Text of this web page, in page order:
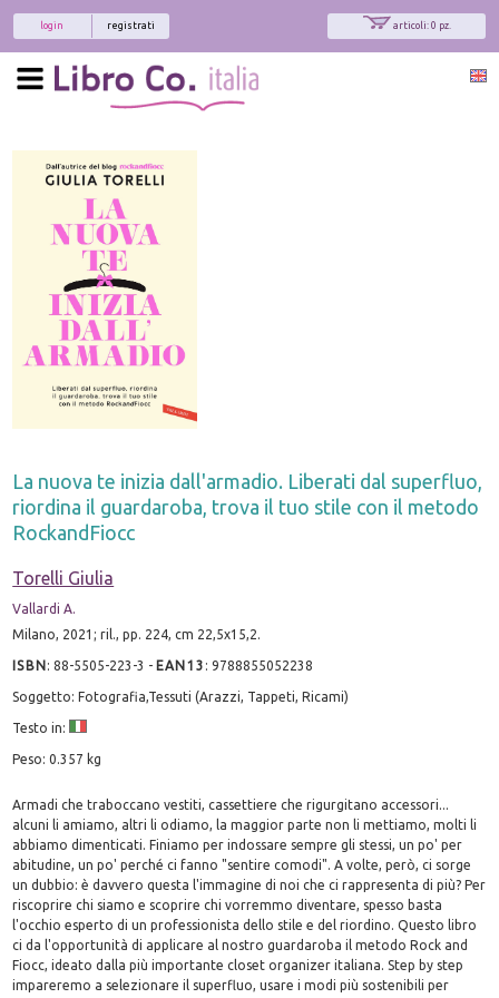
articoli: 0 pz.
registrati
login
La nuova te inizia dall'armadio. Liberati dal superfluo,
riordina il guardaroba, trova il tuo stile con il metodo
RockandFiocc
Torelli Giulia
Vallardi A.
Milano, 2021; ril., pp. 224, cm 22,5x15,2.
ISBN:88-5505-223-3 - EAN13 :9788855052238
Soggetto: Fotografia,Tessuti (Arazzi, Tappeti, Ricami)
Testo in:
Peso: 0.357 kg
Armadi che traboccano vestiti, cassettiere che rigurgitano accessori...
alcuni li amiamo, altri li odiamo, la maggior parte non li mettiamo, molti li
abbiamo dimenticati. Finiamo per indossare sempre gli stessi, un po' per
abitudine, un po' perché ci fanno "sentire comodi". A volte, però, ci sorge
un dubbio: è davvero questa l'immagine di noi che ci rappresenta di più? Per
riscoprire chi siamo e scoprire chi vorremmo diventare, spesso basta
l'occhio esperto di un professionista dello stile e del riordino. Questo libro
ci da l'opportunità di applicare al nostro guardaroba il metodo Rock and
Fiocc, ideato dalla più importante closet organizer italiana. Step by step
impareremo a selezionare il superfluo, usare i modi più sostenibili per
Allora iscriviti alla nostra newsletter!
Sarai informato delle nostre novità, potrai
comunque cancellarti quando desideri.
modulo di iscrizione